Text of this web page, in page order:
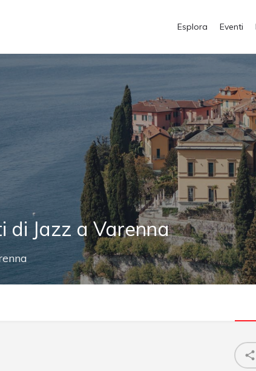
Esplora Eventi
di Jazz a Varenna